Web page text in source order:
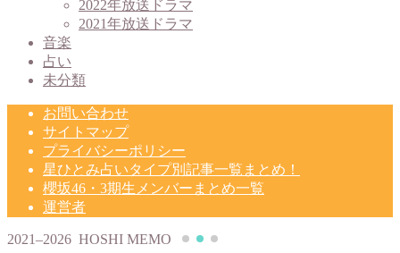
2022年放送ドラマ
2021年放送ドラマ
音楽
占い
未分類
お問い合わせ
サイトマップ
プライバシーポリシー
星ひとみ占いタイプ別記事一覧まとめ！
櫻坂46・3期生メンバーまとめ一覧
運営者
2021–2026 HOSHI MEMO